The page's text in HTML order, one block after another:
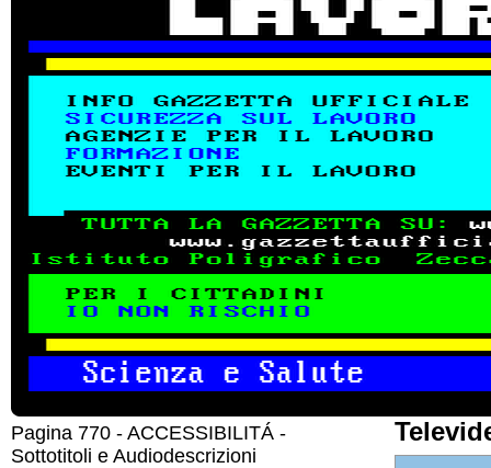
Pagina 770 - ACCESSIBILITÁ -
Sottotitoli e Audiodescrizioni